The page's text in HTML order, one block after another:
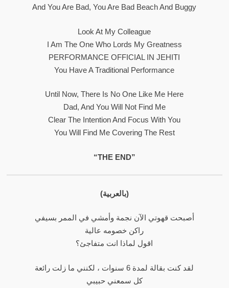
And You Are Bad, You Are Bad Beach And Buggy
Look At My Colleague
I Am The One Who Lords My Greatness
PERFORMANCE OFFICIAL IN JEHITI
You Have A Traditional Performance
Until Now, There Is No One Like Me Here
Dad, And You Will Not Find Me
Clear The Intention And Focus With You
You Will Find Me Covering The Rest
“THE END”
(بالعربية)
أصبحت قهوتي الآن نجمة وأمشي في الممر بسيفي
راكن خصومه عالية
اقول لماذا انت متفاجئ؟
لقد كنت بقالة لمدة 6 سنوات ، لكنني ما زلت رائعة
كل سمعني حبيبي